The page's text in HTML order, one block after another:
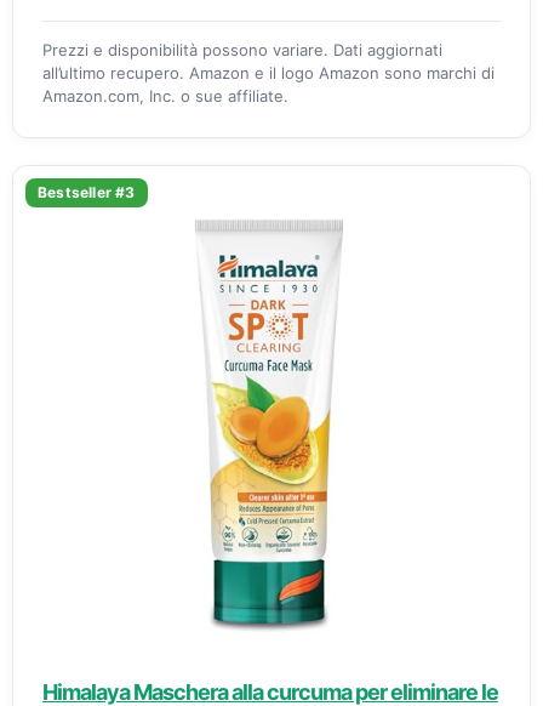
Prezzi e disponibilità possono variare. Dati aggiornati
all’ultimo recupero. Amazon e il logo Amazon sono marchi di
Amazon.com, Inc. o sue affiliate.
Bestseller #3
Himalaya Maschera alla curcuma per eliminare le